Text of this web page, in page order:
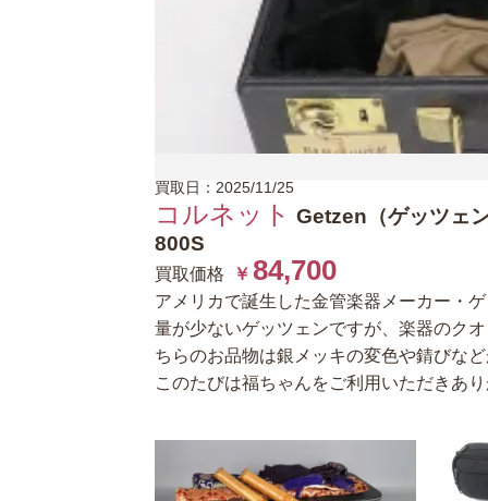
買取日：2025/11/25
コルネット Getzen（ゲッツェ
800S
買取価格 ￥ 84,700
アメリカで誕生した金管楽器メーカー・
量が少ないゲッツェンですが、楽器のク
ちらのお品物は銀メッキの変色や錆びな
このたびは福ちゃんをご利用いただきあ